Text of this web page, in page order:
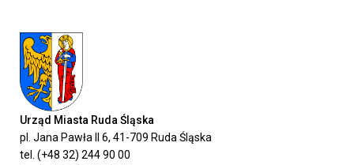
Urząd Miasta Ruda Śląska
pl. Jana Pawła II 6, 41-709 Ruda Śląska
tel. (+48 32) 244 90 00